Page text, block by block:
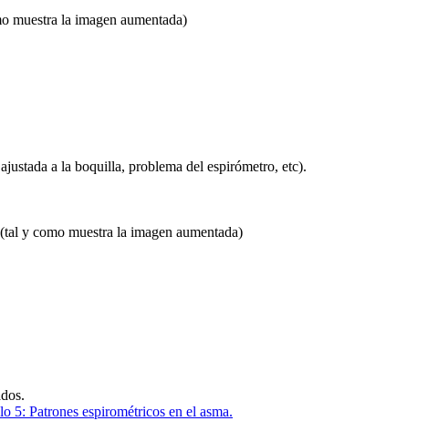
muestra la imagen aumentada)
a la boquilla, problema del espirómetro, etc).
y como muestra la imagen aumentada)
5: Patrones espirométricos en el asma.